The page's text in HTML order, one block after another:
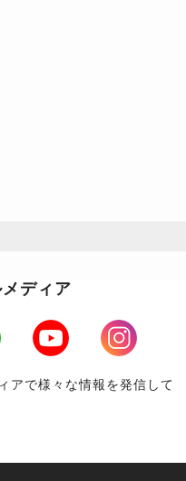
ディア
Youtube
Instagram
アで様々な情報を発信して